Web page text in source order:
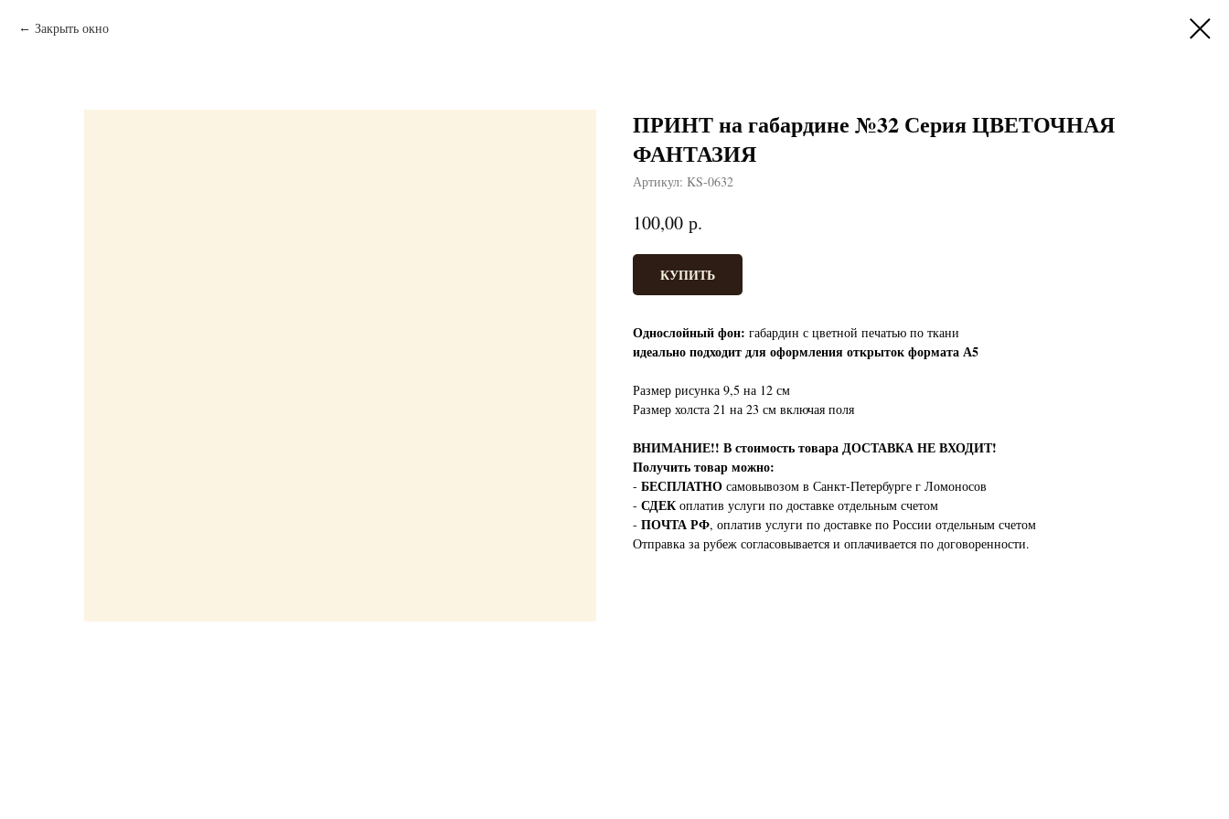
Закрыть окно
ПРИНТ на габардине №32 Серия ЦВЕТОЧНАЯ
ФАНТАЗИЯ
Артикул: KS-0632
100,00 р.
КУПИТЬ
Однослойный фон: габардин с цветной печатью по ткани
идеально подходит для оформления открыток формата А5
Размер рисунка 9,5 на 12 см
Размер холста 21 на 23 см включая поля
ВНИМАНИЕ!! В стоимость товара ДОСТАВКА НЕ ВХОДИТ!
Получить товар можно:
- БЕСПЛАТНО самовывозом в Санкт-Петербурге г Ломоносов
- СДЕК оплатив услуги по доставке отдельным счетом
- ПОЧТА РФ, оплатив услуги по доставке по России отдельным счетом
Отправка за рубеж согласовывается и оплачивается по договоренности.